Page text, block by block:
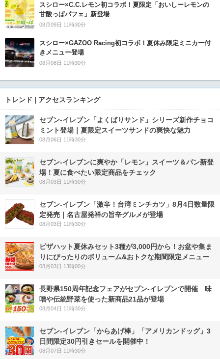
スシロー×C.C.レモン初コラボ！夏限定「おいしーレモンの
甘酸っぱパフェ」新登場
08月09日 11時30分
スシロー×GAZOO Racing初コラボ！夏休み限定ミニカー付
きメニュー登場
08月08日 11時30分
トレンド | アクセスランキング
セブン‐イレブン「よくばりサンド」シリーズ新作チョコ
ミント登場｜夏限定スイーツサンドの爽快な魅力
08月06日 11時30分
セブン‐イレブンに爽やか「レモン」スイーツ＆パン新登
場！夏に食べたい限定商品をチェック
08月03日 11時30分
セブン-イレブン「激辛！台湾ミンチカツ」8月4日数量限
定発売｜名古屋発祥の旨辛グルメが登場
08月03日 11時30分
ピザハット夏休みセット3種が3,000円から！お盆や集ま
りにぴったりのボリューム&おトクな期間限定メニュー
08月03日 13時00分
長野県150周年記念フェアがセブン-イレブンで開催 味
噌や伝統野菜を使った新商品21品が登場
08月04日 11時30分
セブン‐イレブン「からあげ棒」「アメリカンドッグ」3
日間限定30円引きセールを開催中！
08月07日 11時30分